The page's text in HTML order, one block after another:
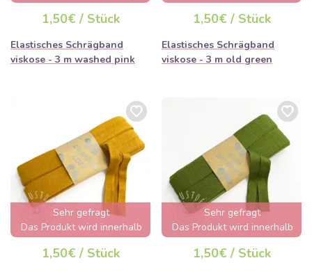
ausverkauft sein
1,50€ / Stück
Elastisches Schrägband
viskose - 3 m washed pink
von wenigen Stunden
ausverkauft sein
1,50€ / Stück
Elastisches Schrägband
viskose - 3 m old green
Sehr gefragt
Das Produkt wird innerhalb
von wenigen Stunden
ausverkauft sein
1,50€ / Stück
Sehr gefragt
Das Produkt wird innerhalb
von wenigen Stunden
ausverkauft sein
1,50€ / Stück